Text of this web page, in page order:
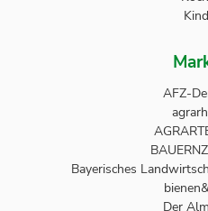
AFZ-
Bayerisches
Der